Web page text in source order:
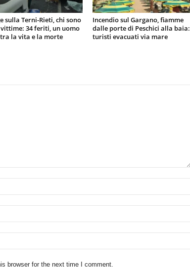
sulla Terni-Rieti, chi sono
vittime: 34 feriti, un uomo
la vita e la morte
Incendio sul Gargano, fiamme
dalle porte di Peschici alla baia:
turisti evacuati via mare
browser for the next time I comment.